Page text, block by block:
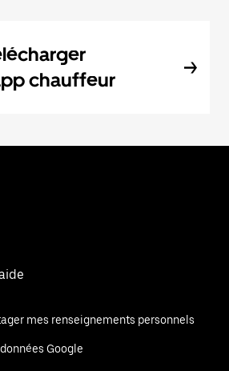
chauffeur
mes renseignements personnels
Google